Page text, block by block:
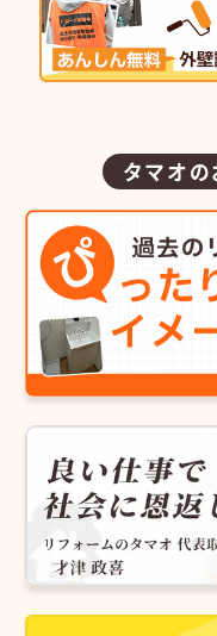
タマオ